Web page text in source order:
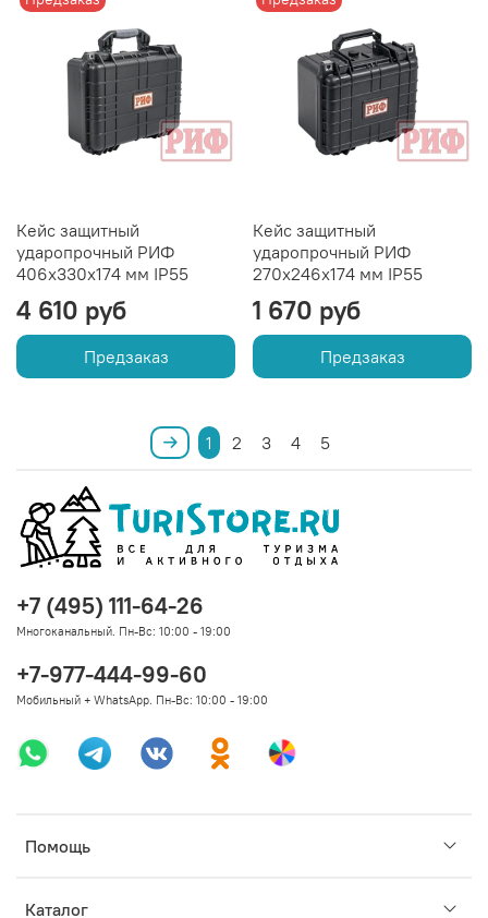
Кейс защитный
ударопрочный РИФ
406х330х174 мм IP55
4 610 руб
Предзаказ
Кейс защитный
ударопрочный РИФ
270х246х174 мм IP55
1 670 руб
Предзаказ
1 2 3 4 5
Помощь
Каталог
+7 (495) 111-64-26
Многоканальный. Пн-Вс: 10:00 - 19:00
+7-977-444-99-60
Мобильный + WhatsApp. Пн-Вс: 10:00 - 19:00